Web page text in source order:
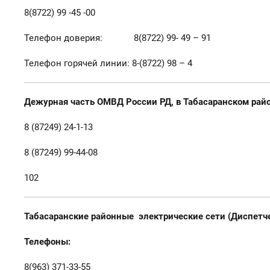
8(8722) 99 -45 -00
Телефон доверия: 8(8722) 99- 49 – 91
Телефон горячей линии: 8-(8722) 98 – 4
Дежурная часть ОМВД России РД, в Табасаранском
8 (87249) 24-1-13
8 (87249) 99-44-08
102
Табасаранские районные электрические сети
Телефоны:
8(963) 371-33-55